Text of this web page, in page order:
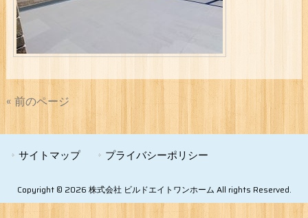
« 前のページ
サイトマップ プライバシーポリシー
Copyright © 2026 株式会社 ビルドエイトワンホーム All rights Reserved.